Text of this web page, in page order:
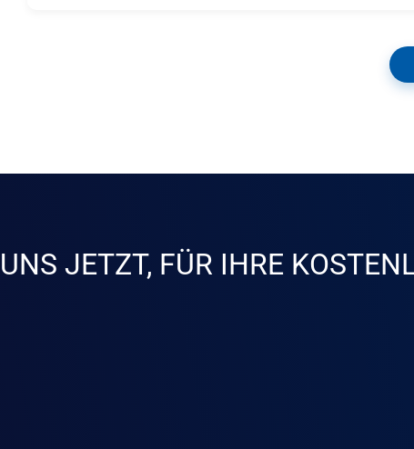
JETZT, FÜR IHRE